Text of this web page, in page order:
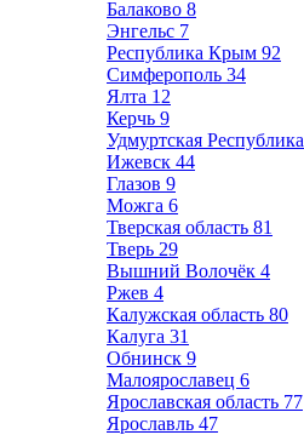
Балаково 8
Энгельс 7
Республика Крым 92
Симферополь 34
Ялта 12
Керчь 9
Удмуртская Республика
Ижевск 44
Глазов 9
Можга 6
Тверская область 81
Тверь 29
Вышний Волочёк 4
Ржев 4
Калужская область 80
Калуга 31
Обнинск 9
Малоярославец 6
Ярославская область 77
Ярославль 47